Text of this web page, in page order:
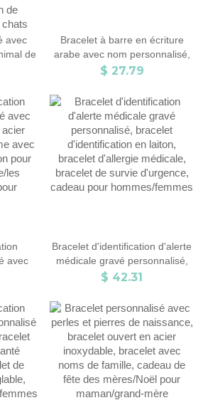
avec
de
argent
de
des
chats
Bracelet à barre en écriture
arabe avec nom personnalisé,
bracelet islamique à chaîne
cadeau de l'Aïd/fête des
mères/anniversaire pour
elle/maman/famille
$ 27.79
avec
pour
les
Bracelet d'identification d'alerte
médicale gravé personnalisé,
bracelet d'identification en
médicale, bracelet de survie
d'urgence, cadeau pour
hommes/femmes
$ 42.31